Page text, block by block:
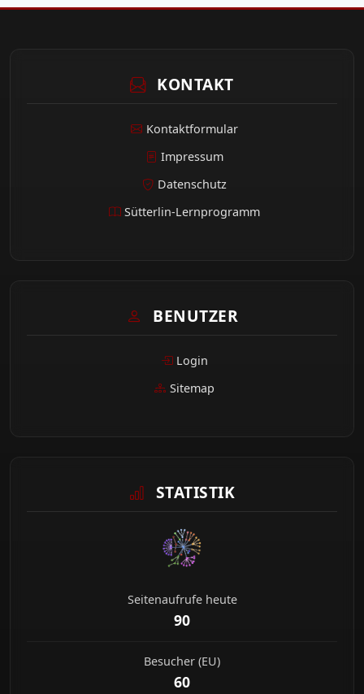
KONTAKT
Kontaktformular
Impressum
Datenschutz
Sütterlin-Lernprogramm
BENUTZER
Login
Sitemap
STATISTIK
Seitenaufrufe heute
90
Besucher (EU)
60